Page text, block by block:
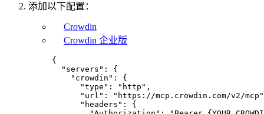
添加以下配置：
Crowdin
Crowdin 企业版
{
"servers" : {
"crowdin" : {
"type" : " http " ,
"url" : " https://mcp.crowdin.com/v2/mcp "
"headers" : {